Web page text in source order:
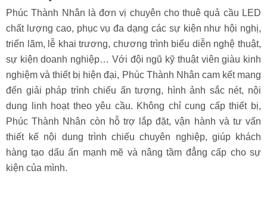
Phúc Thành Nhân là đơn vị chuyên cho thuê quả cầu LED
chất lượng cao, phục vụ đa dạng các sự kiện như hội nghị,
triển lãm, lễ khai trương, chương trình biểu diễn nghệ thuật,
sự kiện doanh nghiệp… Với đội ngũ kỹ thuật viên giàu kinh
nghiệm và thiết bị hiện đại, Phúc Thành Nhân cam kết mang
đến giải pháp trình chiếu ấn tượng, hình ảnh sắc nét, nội
dung linh hoạt theo yêu cầu. Không chỉ cung cấp thiết bị,
Phúc Thành Nhân còn hỗ trợ lắp đặt, vận hành và tư vấn
thiết kế nội dung trình chiếu chuyên nghiệp, giúp khách
hàng tạo dấu ấn mạnh mẽ và nâng tầm đẳng cấp cho sự
kiện của mình.